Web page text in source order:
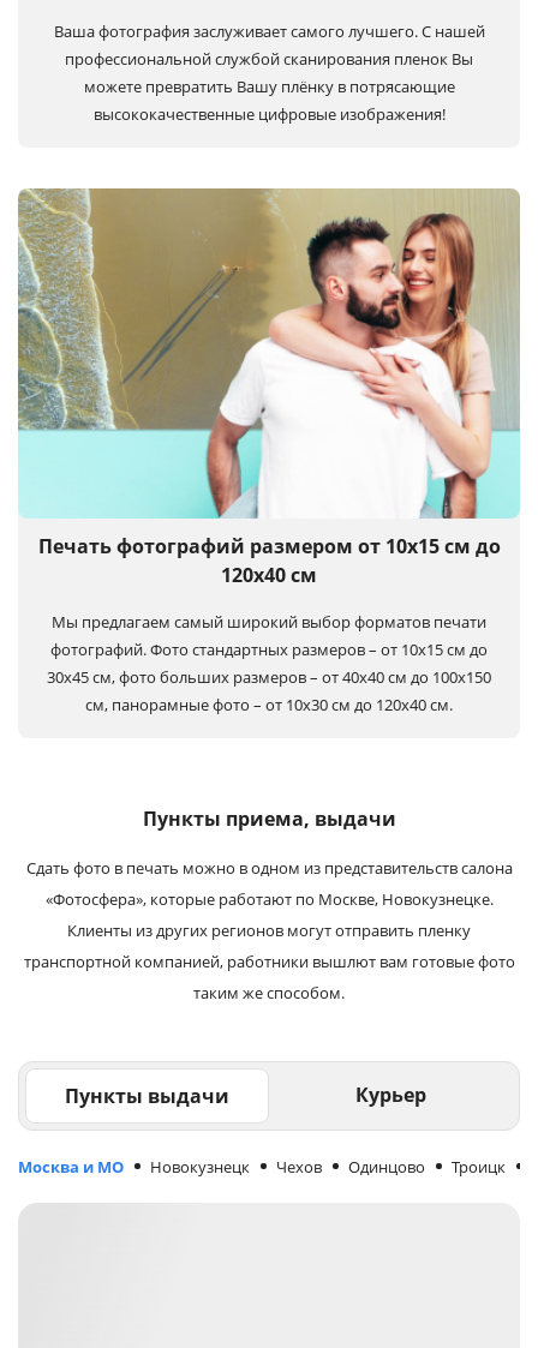
Ваша фотография заслуживает самого лучшего. С нашей
профессиональной службой сканирования пленок Вы
можете превратить Вашу плёнку в потрясающие
высококачественные цифровые изображения!
Печать фотографий размером от 10х15 см до
120х40 см
Мы предлагаем самый широкий выбор форматов печати
фотографий. Фото стандартных размеров – от 10х15 см до
30х45 см, фото больших размеров – от 40х40 см до 100x150
см, панорамные фото – от 10х30 см до 120х40 см.
Пункты приема, выдачи
Сдать фото в печать можно в одном из представительств салона
«Фотосфера», которые работают по Москве, Новокузнецке.
Клиенты из других регионов могут отправить пленку
транспортной компанией, работники вышлют вам готовые фото
таким же способом.
Пункты выдачи Курьер
Москва и МО Новокузнецк Чехов Одинцово Троицк